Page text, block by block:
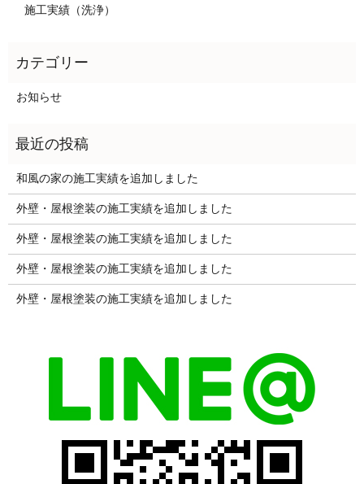
施工実績（洗浄）
お知らせ
和風の家の施工実績を追加しました
外壁・屋根塗装の施工実績を追加しました
外壁・屋根塗装の施工実績を追加しました
外壁・屋根塗装の施工実績を追加しました
外壁・屋根塗装の施工実績を追加しました